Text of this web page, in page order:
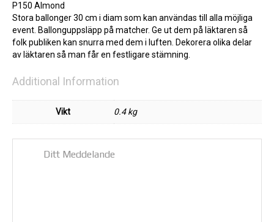
P150 Almond
Stora ballonger 30 cm i diam som kan användas till alla möjliga
event. Ballonguppsläpp på matcher. Ge ut dem på läktaren så
folk publiken kan snurra med dem i luften. Dekorera olika delar
av läktaren så man får en festligare stämning.
Additional Information
Vikt 0.4 kg